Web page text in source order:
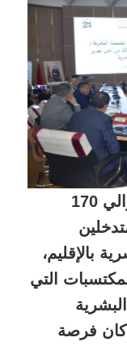
وعرف اللقاء حضورا متميزا لحوالي 170
بالإقليم،
التي
كان فرصة